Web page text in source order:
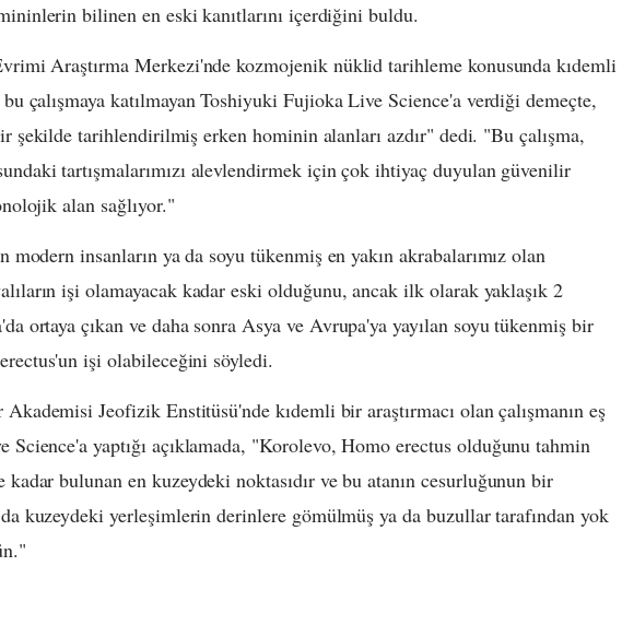
bilinen en eski kanıtlarını içerdiğini buldu.
Araştırma Merkezi'nde kozmojenik nüklid tarihleme konusunda kıdemli
çalışmaya katılmayan Toshiyuki Fujioka Live Science'a verdiği demeçte,
şekilde tarihlendirilmiş erken hominin alanları azdır" dedi. "Bu çalışma,
tartışmalarımızı alevlendirmek için çok ihtiyaç duyulan güvenilir
alan sağlıyor."
modern insanların ya da soyu tükenmiş en yakın akrabalarımız olan
işi olamayacak kadar eski olduğunu, ancak ilk olarak yaklaşık 2
ortaya çıkan ve daha sonra Asya ve Avrupa'ya yayılan soyu tükenmiş bir
işi olabileceğini söyledi.
Jeofizik Enstitüsü'nde kıdemli bir araştırmacı olan çalışmanın eş
Science'a yaptığı açıklamada, "Korolevo, Homo erectus olduğunu tahmin
bulunan en kuzeydeki noktasıdır ve bu atanın cesurluğunun bir
kuzeydeki yerleşimlerin derinlere gömülmüş ya da buzullar tarafından yok